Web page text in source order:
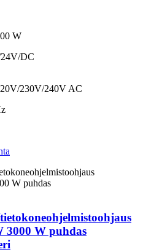
W
DC
230V/240V AC
3000 W puhdas